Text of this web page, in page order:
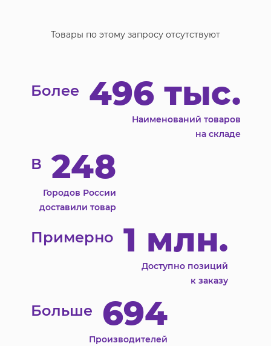
Товары по этому запросу отсутствуют
Более 496 тыс.
Наименований товаров
на складе
В 248
Городов России
доставили товар
Примерно 1 млн.
Доступно позиций
к заказу
Больше 694
Производителей